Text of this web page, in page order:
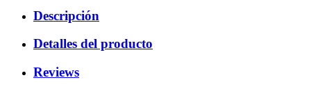
Descripción
Detalles del producto
Reviews